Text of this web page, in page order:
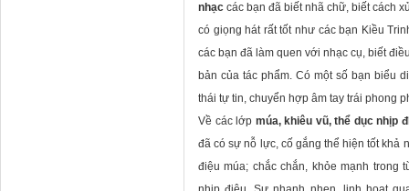
nhạc các bạn đã biết nhã chữ, biết cách
có giọng hát rất tốt như các bạn Kiều
các bạn đã làm quen với nhạc cụ, biết
bản của tác phẩm. Có một số bạn biểu
thái tự tin, chuyển hợp âm tay trái phong
Về các lớp múa, khiêu vũ, thể dục nhịp
đã có sự nỗ lực, cố gắng thể hiện tốt khả
điệu múa; chắc chắn, khỏe mạnh trong